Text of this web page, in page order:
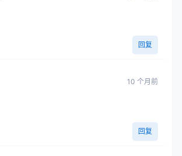
回复
10 个月前
回复